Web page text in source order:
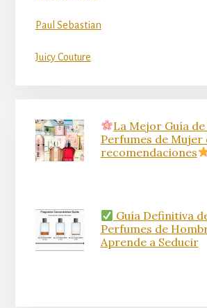
Paul Sebastian
Juicy Couture
La Mejor Guía de
Perfumes de Mujer
recomendaciones
Guía Definitiva
Perfumes de
Aprende a Seducir